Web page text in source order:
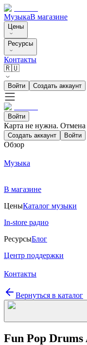
МузыкаВ магазине
Цены
Ресурсы
Контакты
🇷🇺
Войти Создать аккаунт
Войти
Карта не нужна.
Создать аккаунт Войти
Обзор
Музыка
В магазине
ЦеныКаталог музыки
In-store радио
РесурсыБлог
Центр поддержки
Контакты
Вернуться в каталог
Fun Pop Drums